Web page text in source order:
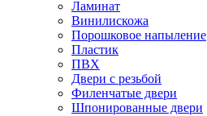
Ламинат
Винилискожа
Порошковое напыление
Пластик
ПВХ
Двери с резьбой
Филенчатые двери
Шпонированные двери